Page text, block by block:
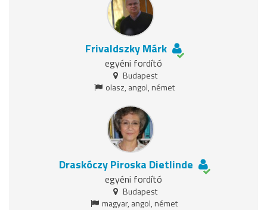
Frivaldszky Márk
egyéni fordító
Budapest
olasz, angol, német
Draskóczy Piroska Dietlinde
egyéni fordító
Budapest
magyar, angol, német